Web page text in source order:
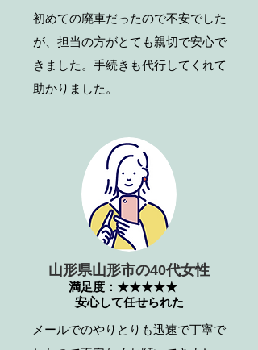
初めての廃車だったので不安でした
が、担当の方がとても親切で安心で
きました。手続きも代行してくれて
助かりました。
山形県山形市の40代女性
満足度：★★★★★
安心して任せられた
メールでのやりとりも迅速で丁寧で